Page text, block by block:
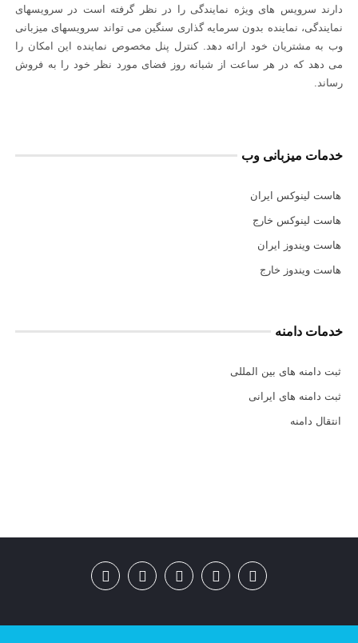
دارند سرويس های ويژه نمايندگی را در نظر گرفته است در سرويسهای
نمايندگی، نماينده بدون سرمايه گذاری سنگين می تواند سرویسهای میزبانی
وب به مشتریان خود ارائه دهد. کنترل پنل مخصوص نماينده اين امكان را
می دهد كه در هر ساعت از شبانه روز فضای مورد نظر خود را به فروش
رساند.
خدمات میزبانی وب
هاست لینوکس ایران
هاست لینوکس خارج
هاست ویندوز ایران
هاست ویندوز خارج
خدمات دامنه
ثبت دامنه های بین المللی
ثبت دامنه های ایرانی
انتقال دامنه